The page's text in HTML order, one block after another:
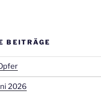
BEITRÄGE
2026